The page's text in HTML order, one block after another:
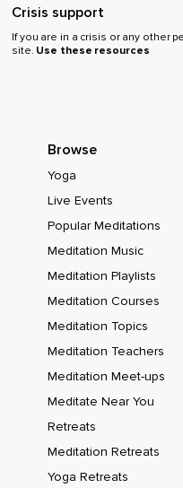
Crisis support
If you are in a crisis or any other
site. Use these resources
Browse
Yoga
Live Events
Popular Meditations
Meditation Music
Meditation Playlists
Meditation Courses
Meditation Topics
Meditation Teachers
Meditation Meet-ups
Meditate Near You
Retreats
Meditation Retreats
Yoga Retreats